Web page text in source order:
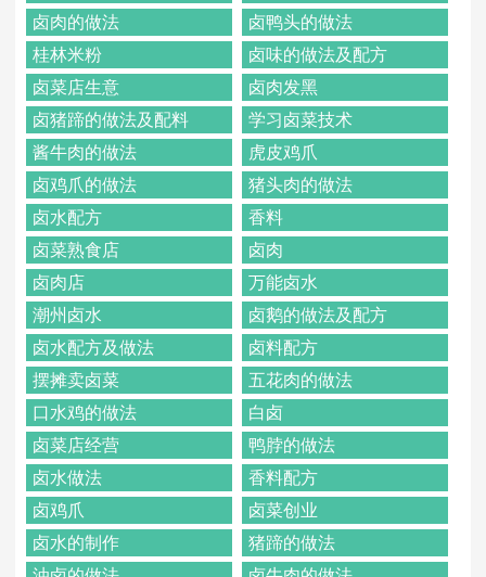
卤肉的做法
卤鸭头的做法
桂林米粉
卤味的做法及配方
卤菜店生意
卤肉发黑
卤猪蹄的做法及配料
学习卤菜技术
酱牛肉的做法
虎皮鸡爪
卤鸡爪的做法
猪头肉的做法
卤水配方
香料
卤菜熟食店
卤肉
卤肉店
万能卤水
潮州卤水
卤鹅的做法及配方
卤水配方及做法
卤料配方
摆摊卖卤菜
五花肉的做法
口水鸡的做法
白卤
卤菜店经营
鸭脖的做法
卤水做法
香料配方
卤鸡爪
卤菜创业
卤水的制作
猪蹄的做法